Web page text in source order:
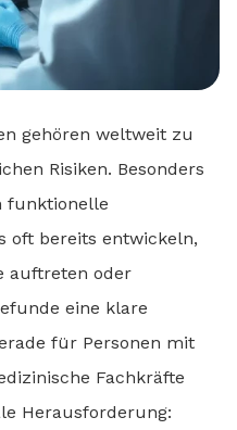
gehören weltweit zu
Risiken. Besonders
funktionelle
oft bereits entwickeln,
auftreten oder
eine klare
für Personen mit
Fachkräfte
Herausforderung: